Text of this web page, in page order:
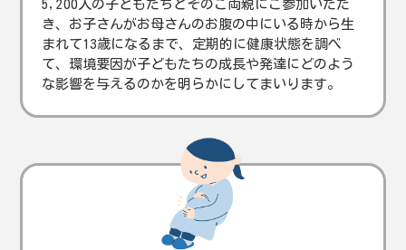
5,200人の子どもたちとそのご両親にご参加いただ
き、お子さんがお母さんのお腹の中にいる時から生
まれて13歳になるまで、定期的に健康状態を調べ
て、環境要因が子どもたちの成長や発達にどのよう
な影響を与えるのかを明らかにしてまいります。